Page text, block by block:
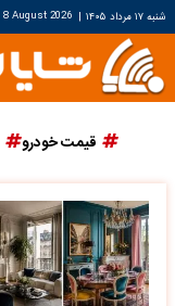
شنبه ۱۷ مرداد ۱۴۰۵ |
8 August 2026
قیمت خودرو